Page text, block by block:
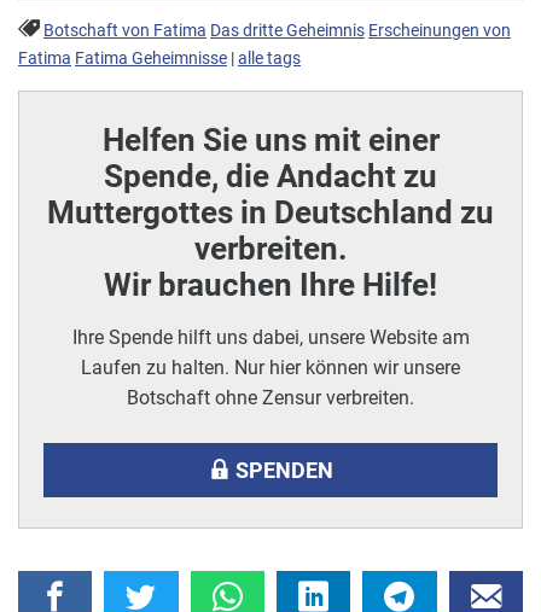
Botschaft von Fatima Das dritte Geheimnis Erscheinungen von
Fatima Fatima Geheimnisse |alle tags
Helfen Sie uns mit einer
Spende, die Andacht zu
Muttergottes in Deutschland zu
verbreiten.
Wir brauchen Ihre Hilfe!
Ihre Spende hilft uns dabei, unsere Website am
Laufen zu halten. Nur hier können wir unsere
Botschaft ohne Zensur verbreiten.
SPENDEN